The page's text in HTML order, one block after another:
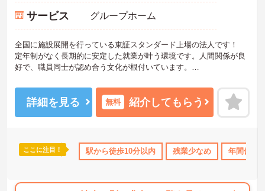
・賞与あり 社会保険完備 交通費支給 退職金制度あり
サービス グループホーム
全国に施設展開を行っている東証スタンダード上場の法人です！
定年制がなく長期的に安定した就業が叶う環境です。人間関係が良
好で、職員同士が認め合う文化が根付いています。
しますのでお気軽にご相談ください！
詳細を見る 無料 紹介してもらう
ここに注目！ 駅から徒歩10分以内 残業少なめ 年間休日